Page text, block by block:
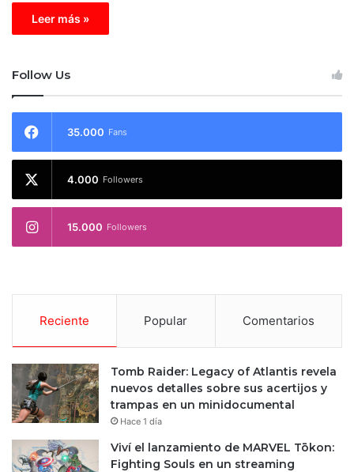
Leer más »
Follow Us
35.000 Fans
4.000 Followers
15.000 Followers
Reciente Popular Comentarios
Tomb Raider: Legacy of Atlantis revela
nuevos detalles sobre sus acertijos y
trampas en un minidocumental
Hace 1 día
Viví el lanzamiento de MARVEL Tōkon:
Fighting Souls en un streaming